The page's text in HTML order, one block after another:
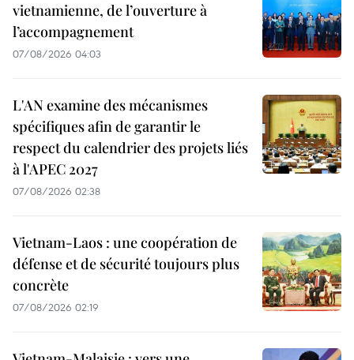
vietnamienne, de l’ouverture à
l’accompagnement
07/08/2026 04:03
L'AN examine des mécanismes
spécifiques afin de garantir le
respect du calendrier des projets liés
à l'APEC 2027
07/08/2026 02:38
Vietnam-Laos : une coopération de
défense et de sécurité toujours plus
concrète
07/08/2026 02:19